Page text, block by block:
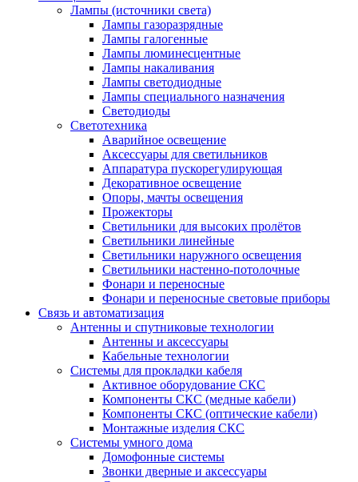
Лампы (источники света)
Лампы газоразрядные
Лампы галогенные
Лампы люминесцентные
Лампы накаливания
Лампы светодиодные
Лампы специального назначения
Светодиоды
Светотехника
Аварийное освещение
Аксессуары для светильников
Аппаратура пускорегулирующая
Декоративное освещение
Опоры, мачты освещения
Прожекторы
Светильники для высоких пролётов
Светильники линейные
Светильники наружного освещения
Светильники настенно-потолочные
Фонари и переносные
Фонари и переносные световые приборы
Связь и автоматизация
Антенны и спутниковые технологии
Антенны и аксессуары
Кабельные технологии
Системы для прокладки кабеля
Активное оборудование СКС
Компоненты СКС (медные кабели)
Компоненты СКС (оптические кабели)
Монтажные изделия СКС
Системы умного дома
Домофонные системы
Звонки дверные и аксессуары